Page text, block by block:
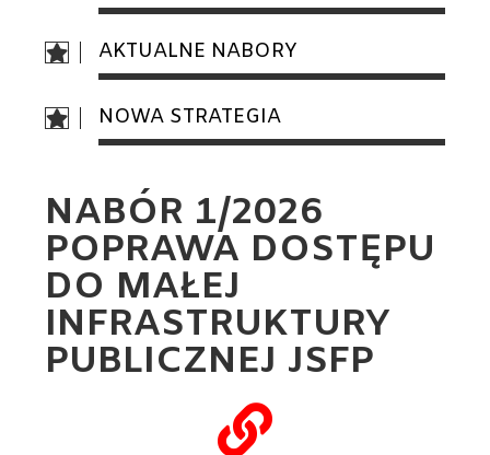
AKTUALNE NABORY
NOWA STRATEGIA
NABÓR 1/2026
POPRAWA DOSTĘPU
DO MAŁEJ
INFRASTRUKTURY
PUBLICZNEJ JSFP